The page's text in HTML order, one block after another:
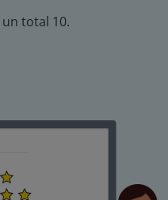
total 10.